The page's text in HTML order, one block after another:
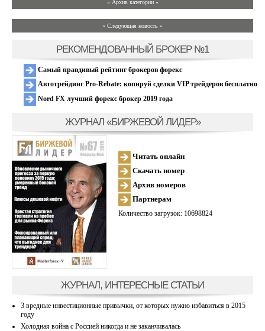
» Архив категории «
» Следующая новость »
РЕКОМЕНДОВАННЫЙ БРОКЕР №1
Самый правдивый рейтинг брокеров форекс
Автотрейдинг Pro-Rebate: копируй сделки VIP трейдеров бесплатно
Nord FX лучший форекс брокер 2019 года
ЖУРНАЛ «БИРЖЕВОЙ ЛИДЕР»
Читать онлайн
Скачать номер
Архив номеров
Партнерам
Количество загрузок: 10698824
ЖУРНАЛ, ИНТЕРЕСНЫЕ СТАТЬИ
3 вредные инвестиционные привычки, от которых нужно избавиться в 2015
году
Холодная война с Россией никогда и не заканчивалась